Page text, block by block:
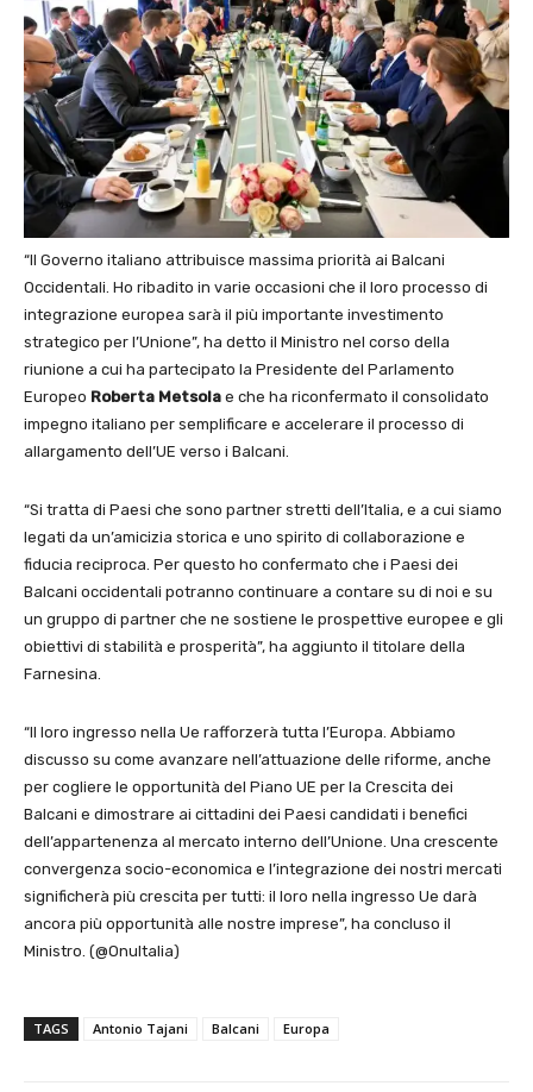
“Il Governo italiano attribuisce massima priorità ai Balcani
Occidentali. Ho ribadito in varie occasioni che il loro processo di
integrazione europea sarà il più importante investimento
strategico per l’Unione”, ha detto il Ministro nel corso della
riunione a cui ha partecipato la Presidente del Parlamento
Europeo Roberta Metsola e che ha riconfermato il consolidato
impegno italiano per semplificare e accelerare il processo di
allargamento dell’UE verso i Balcani.
“Si tratta di Paesi che sono partner stretti dell’Italia, e a cui siamo
legati da un’amicizia storica e uno spirito di collaborazione e
fiducia reciproca. Per questo ho confermato che i Paesi dei
Balcani occidentali potranno continuare a contare su di noi e su
un gruppo di partner che ne sostiene le prospettive europee e gli
obiettivi di stabilità e prosperità”, ha aggiunto il titolare della
Farnesina.
“Il loro ingresso nella Ue rafforzerà tutta l’Europa. Abbiamo
discusso su come avanzare nell’attuazione delle riforme, anche
per cogliere le opportunità del Piano UE per la Crescita dei
Balcani e dimostrare ai cittadini dei Paesi candidati i benefici
dell’appartenenza al mercato interno dell’Unione. Una crescente
convergenza socio-economica e l’integrazione dei nostri mercati
significherà più crescita per tutti: il loro nella ingresso Ue darà
ancora più opportunità alle nostre imprese”, ha concluso il
Ministro. (@OnuItalia)
TAGS Antonio Tajani Balcani Europa